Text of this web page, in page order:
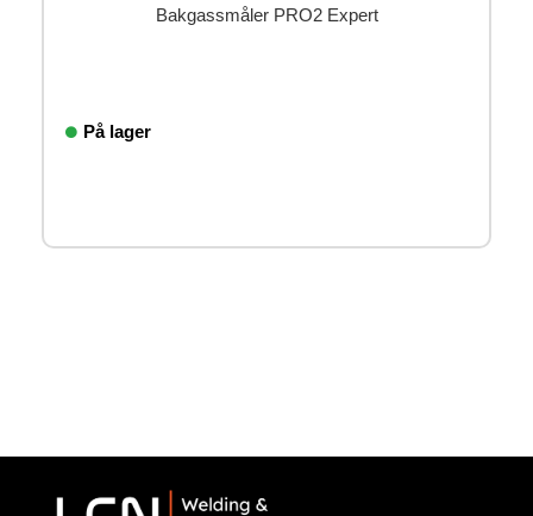
Bakgassmåler PRO2 Expert
På lager